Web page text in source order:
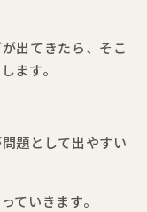
出てきたら、そこ
ます。
題として出やすい
ていきます。